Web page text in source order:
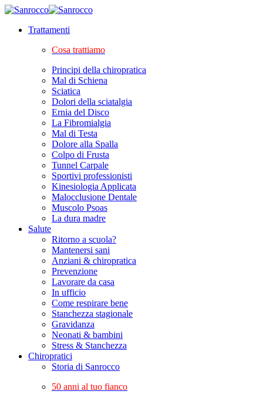
Trattamenti
Cosa trattiamo
Principi della chiropratica
Mal di Schiena
Sciatica
Dolori della sciatalgia
Ernia del Disco
La Fibromialgia
Mal di Testa
Dolore alla Spalla
Colpo di Frusta
Tunnel Carpale
Sportivi professionisti
Kinesiologia Applicata
Malocclusione Dentale
Muscolo Psoas
La dura madre
Salute
Ritorno a scuola?
Mantenersi sani
Anziani & chiropratica
Prevenzione
Lavorare da casa
In ufficio
Come respirare bene
Stanchezza stagionale
Gravidanza
Neonati & bambini
Stress & Stanchezza
Chiropratici
Storia di Sanrocco
50 anni al tuo fianco